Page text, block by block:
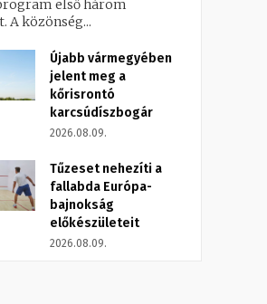
első három
A közönség...
Újabb vármegyében
jelent meg a
kőrisrontó
karcsúdíszbogár
2026.08.09.
Tűzeset nehezíti a
fallabda Európa-
bajnokság
előkészületeit
2026.08.09.